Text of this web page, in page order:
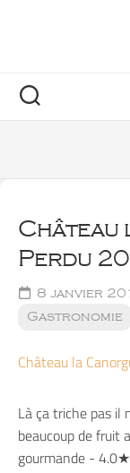
Château
Perdu
8 janvier
Gastronomie
Château la
Là ça triche pas il
beaucoup de fruit
gourmande -